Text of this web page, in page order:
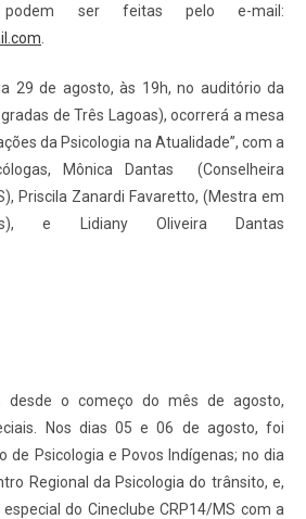
ser feitas pelo e-mail:
29 de agosto, às 19h, no auditório da
de Três Lagoas), ocorrerá a mesa
da Psicologia na Atualidade”, com a
Mônica Dantas (Conselheira
Priscila Zanardi Favaretto, (Mestra em
e Lidiany Oliveira Dantas
desde o começo do mês de agosto,
Nos dias 05 e 06 de agosto, foi
de Psicologia e Povos Indígenas; no dia
Regional da Psicologia do trânsito, e,
do Cineclube CRP14/MS com a